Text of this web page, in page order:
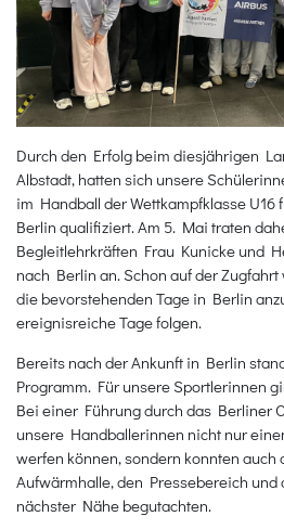
Durch den Erfolg beim diesjährigen
Albstadt, hatten sich unsere
im Handball der Wettkampfklasse
Berlin qualifiziert. Am 5. Mai traten
Begleitlehrkräften Frau Kunicke und
nach Berlin an. Schon auf der
die bevorstehenden Tage in Berlin
ereignisreiche Tage folgen.
Bereits nach der Ankunft in Berlin
Programm. Für unsere Sportlerinnen
Bei einer Führung durch das Berliner
unsere Handballerinnen nicht nur
werfen können, sondern konnten
Aufwärmhalle, den Pressebereich
nächster Nähe begutachten.